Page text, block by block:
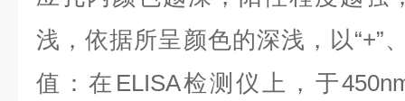
浅，依据所呈颜色的深浅，以“+”
值：在ELISA检测仪上，于